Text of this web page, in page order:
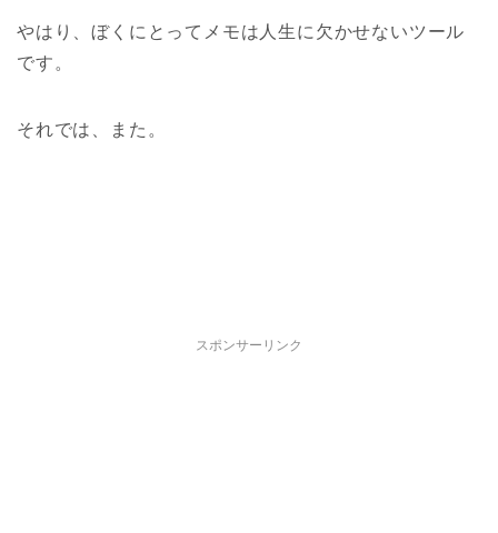
やはり、ぼくにとってメモは人生に欠かせないツール
です。
それでは、また。
スポンサーリンク